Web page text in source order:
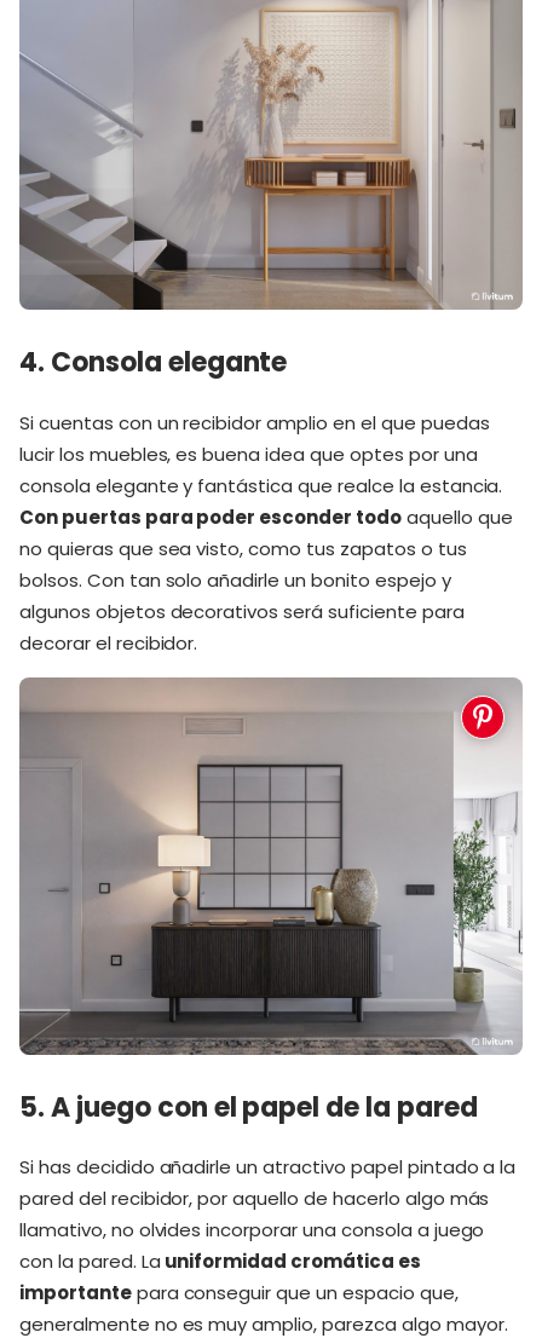
4. Consola elegante
Si cuentas con un recibidor amplio en el que puedas
lucir los muebles, es buena idea que optes por una
consola elegante y fantástica que realce la estancia.
Con puertas para poder esconder todoaquello que
no quieras que sea visto, como tus zapatos o tus
bolsos. Con tan solo añadirle un bonito espejo y
algunos objetos decorativos será suficiente para
decorar el recibidor.
5. A juego con el papel de la pared
Si has decidido añadirle un atractivo papel pintado a la
pared del recibidor, por aquello de hacerlo algo más
llamativo, no olvides incorporar una consola a juego
con la pared. La uniformidad cromática es
importantepara conseguir que un espacio que,
generalmente no es muy amplio, parezca algo mayor.